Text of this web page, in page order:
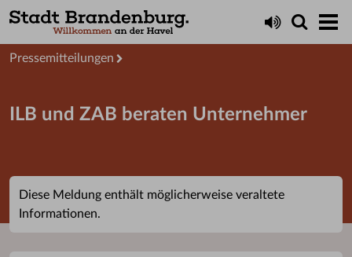
Presseservice
Pressemitteilungen
ILB und ZAB beraten Unternehmer
Diese Meldung enthält möglicherweise veraltete
Informationen.